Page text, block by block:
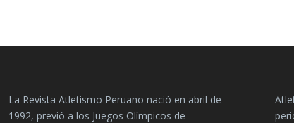
La Revista Atletismo Peruano nació en abril de
1992, previó a los Juegos Olímpicos de